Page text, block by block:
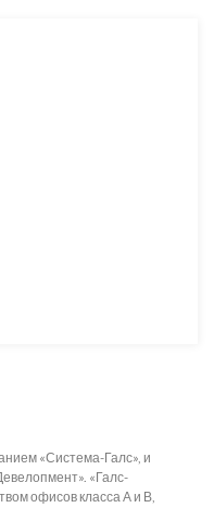
«Система-Галс», и
«Галс-
офисов класса А и В,